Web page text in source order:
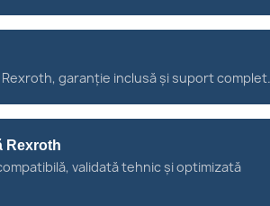
garanție inclusă și suport complet.
Rexroth
validată tehnic și optimizată